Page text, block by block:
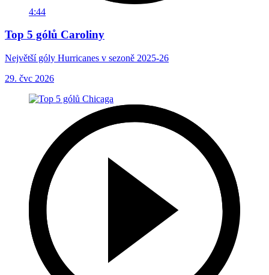
4:44
Top 5 gólů Caroliny
Největší góly Hurricanes v sezoně 2025-26
29. čvc 2026